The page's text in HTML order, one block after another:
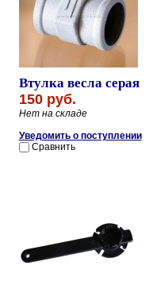
Втулка весла серая
150 руб.
Нет на складе
Уведомить о поступлении
Сравнить